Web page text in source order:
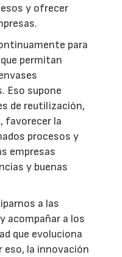
y ofrecer
para
permitan
Eso supone
de reutilización,
favorecer la
procesos y
empresas
y buenas
a las
acompañar a los
que evoluciona
eso, la innovación